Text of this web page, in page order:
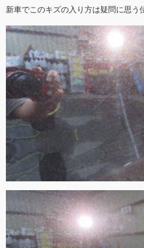
新車でこのキズの入り方は疑問に思う